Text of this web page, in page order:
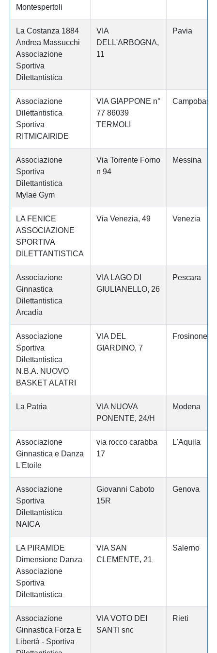
Montespertoli
La Costanza 1884
Andrea Massucchi
Associazione
Sportiva
Dilettantistica
VIA
DELL'ARBOGNA,
11
Pavia
Associazione
Dilettantistica
Sportiva
RITMICAIRIDE
VIA GIAPPONE n°
77 86039
TERMOLI
Associazione
Sportiva
Dilettantistica
Mylae Gym
Via Torrente Forno
n 94
Messina
LA FENICE
ASSOCIAZIONE
SPORTIVA
DILETTANTISTICA
Via Venezia, 49 Venezia
Associazione
Ginnastica
Dilettantistica
Arcadia
VIA LAGO DI
GIULIANELLO, 26
Pescara
Associazione
Sportiva
Dilettantistica
N.B.A. NUOVO
BASKET ALATRI
VIA DEL
GIARDINO, 7
Frosinone
La Patria
VIA NUOVA
PONENTE, 24/H
Modena
Associazione
Ginnastica e Danza
L'Etoile
via rocco carabba
17
L'Aquila
Associazione
Sportiva
Dilettantistica
NAICA
Giovanni Caboto
15R
Genova
LA PIRAMIDE
Dimensione Danza
Associazione
Sportiva
Dilettantistica
VIA SAN
CLEMENTE, 21
Salerno
Associazione
Ginnastica Forza E
Libertà - Sportiva
VIA VOTO DEI
SANTI snc
Rieti